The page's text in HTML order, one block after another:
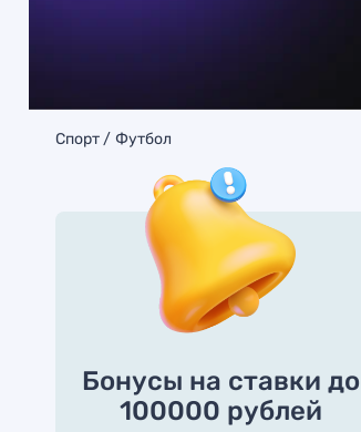
Спорт Футбол
Бонусы на ставки до
100000 рублей